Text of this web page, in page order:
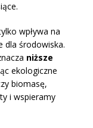
wpływa na
dla środowiska.
niższe
ekologiczne
biomasę,
i wspieramy